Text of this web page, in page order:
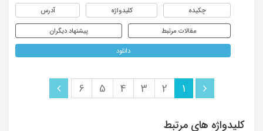
چکیده کلیدواژه آدرس
مقالات مرتبط پیشنهاد دیگران
دانلود
1
2
3
4
5
6
کلیدواژه های مرتبط